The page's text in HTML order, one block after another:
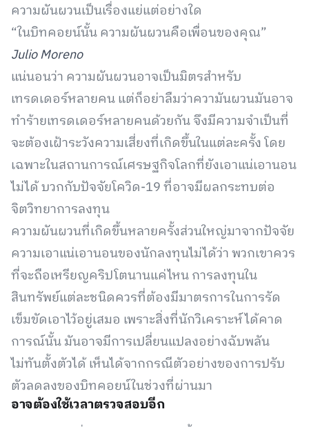
ความผันผวนเป็นเรื่องแย่แต่อย่างใด
“ในบิทคอยน์นั้น ความผันผวนคือเพื่อนของคุณ”
Julio Moreno
แน่นอนว่า ความผันผวนอาจเป็นมิตรสำหรับ
เทรดเดอร์หลายคน แต่ก็อย่าลืมว่าความันผวนมันอาจ
ทำร้ายเทรดเดอร์หลายคนด้วยกัน จึงมีความจำเป็นที่
จะต้องเฝ้าระวังความเสี่ยงที่เกิดขึ้นในแต่ละครั้ง โดย
เฉพาะในสถานการณ์เศรษฐกิจโลกที่ยังเอาแน่เอานอน
ไม่ได้ บวกกับปัจจัยโควิด-19 ที่อาจมีผลกระทบต่อ
จิตวิทยาการลงทุน
ความผันผวนที่เกิดขึ้นหลายครั้งส่วนใหญ่มาจากปัจจัย
ความเอาแน่เอานอนของนักลงทุนไม่ได้ว่า พวกเขาควร
ที่จะถือเหรียญคริปโตนานแค่ไหน การลงทุนใน
สินทรัพย์แต่ละชนิดควรที่ต้องมีมาตรการในการรัด
เข็มขัดเอาไว้อยู่เสมอ เพราะสิ่งที่นักวิเคราะห์ได้คาด
การณ์นั้น มันอาจมีการเปลี่ยนแปลงอย่างฉับพลัน
ไม่ทันตั้งตัวได้ เห็นได้จากกรณีตัวอย่างของการปรับ
ตัวลดลงของบิทคอยน์ในช่วงที่ผ่านมา
อาจต้องใช้เวลาตรวจสอบอีก